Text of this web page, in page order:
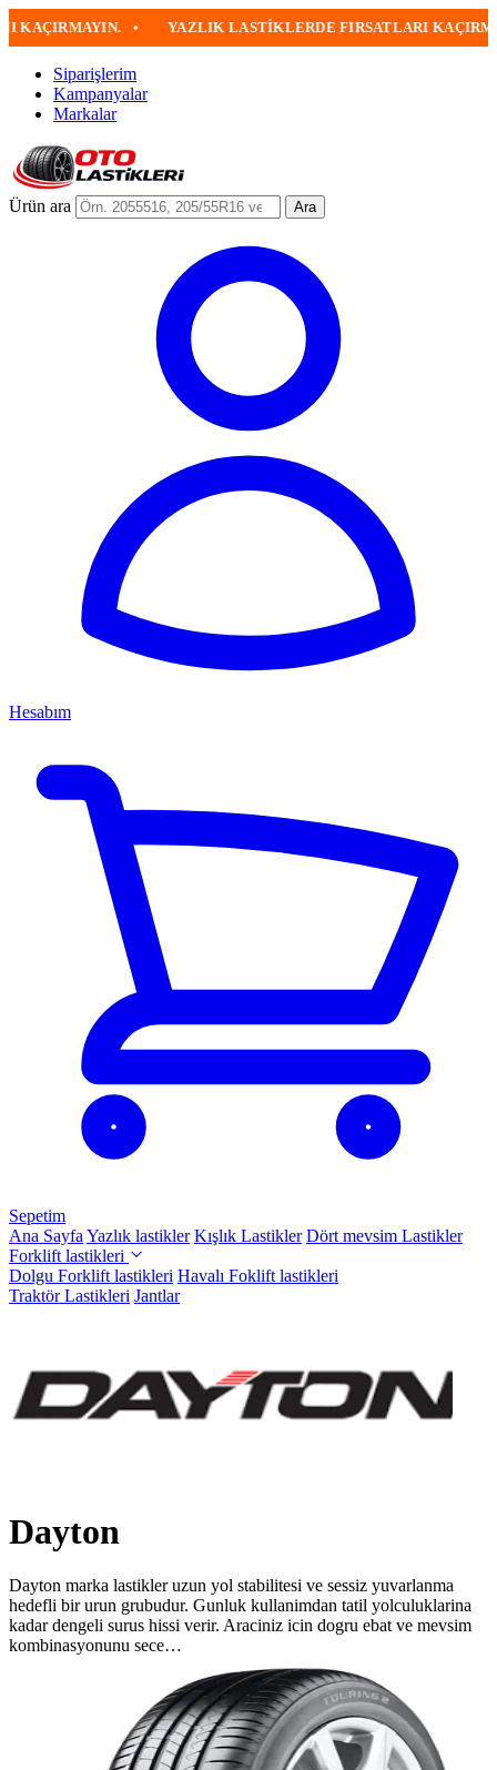
• YAZLIK LASTIKLERDE FIRSATLARI KAÇIRMAYIN •
Siparişlerim
Kampanyalar
Markalar
Ürün ara Ara
Hesabım
Sepetim
Ana Sayfa Yazlık lastikler Kışlık Lastikler Dört mevsim Lastikler
Forklift lastikleri
Dolgu Forklift lastikleri Havalı Foklift lastikleri
Traktör Lastikleri Jantlar
Dayton
Dayton marka lastikler uzun yol stabilitesi ve sessiz yuvarlanma
hedefli bir urun grubudur. Gunluk kullanimdan tatil yolculuklarina
kadar dengeli surus hissi verir. Araciniz icin dogru ebat ve mevsim
kombinasyonunu sece…